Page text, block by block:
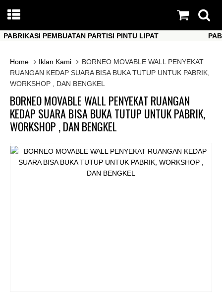
PEMBUATAN PARTISI PINTU LIPAT
Home
Iklan Kami
BORNEO MOVABLE WALL PENYEKAT
RUANGAN KEDAP SUARA BISA BUKA TUTUP UNTUK PABRIK,
WORKSHOP , DAN BENGKEL
BORNEO MOVABLE WALL PENYEKAT RUANGAN
KEDAP SUARA BISA BUKA TUTUP UNTUK PABRIK,
WORKSHOP , DAN BENGKEL